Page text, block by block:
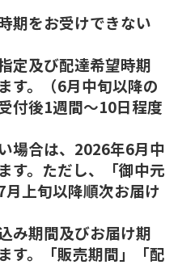
期をお受けできない
定及び配達希望時期
す。（6月中旬以降の
付後1週間～10日程度
場合は、2026年6月中
す。ただし、「御中元
上旬以降順次お届け
み期間及びお届け期
す。「販売期間」「配